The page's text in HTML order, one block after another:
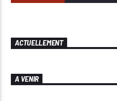
ACTUELLEMENT
A VENIR